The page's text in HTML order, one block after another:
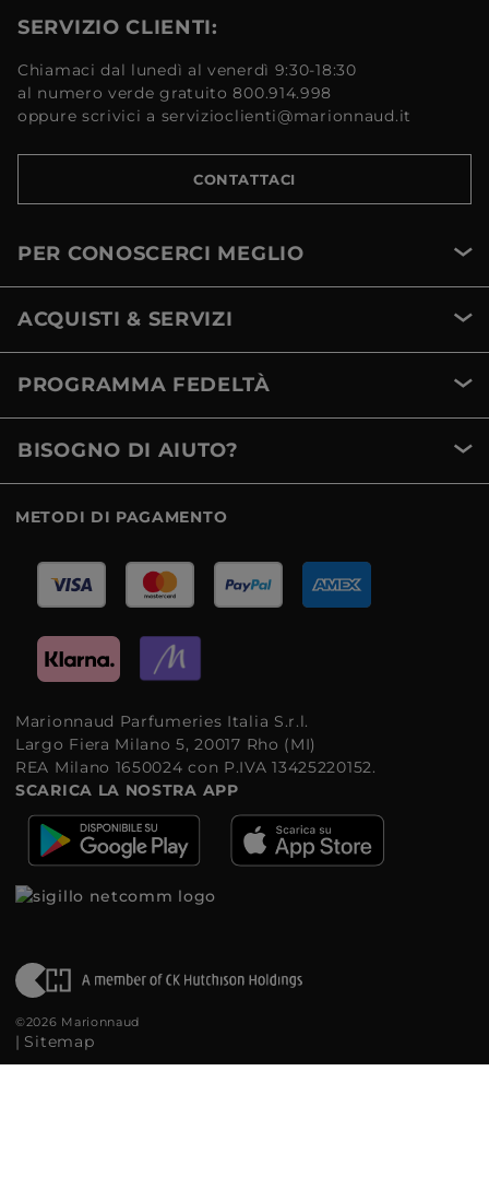
SERVIZIO CLIENTI:
Chiamaci dal lunedì al venerdì 9:30-18:30
al numero verde gratuito 800.914.998
oppure scrivici a servizioclienti@marionnaud.it
CONTATTACI
PER CONOSCERCI MEGLIO
ACQUISTI & SERVIZI
PROGRAMMA FEDELTÀ
BISOGNO DI AIUTO?
METODI DI PAGAMENTO
Marionnaud Parfumeries Italia S.r.l.
Largo Fiera Milano 5, 20017 Rho (MI)
REA Milano 1650024 con P.IVA 13425220152.
SCARICA LA NOSTRA APP
©2026 Marionnaud
| Sitemap